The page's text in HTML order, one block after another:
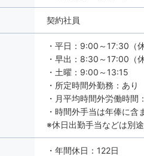
契約社員
・平日：9:00～17ː30（
・早出：8:30～17:00（
・土曜：9:00～13:15
・所定時間外勤務：あり
・月平均時間外労働時間
・時間外手当は年俸に含
※休日出勤手当などは別
・年間休日：122日